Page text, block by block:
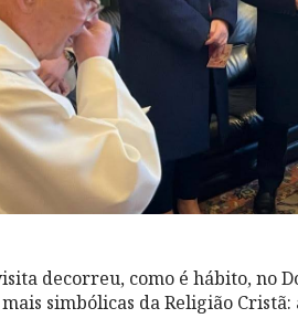
decorreu, como é hábito, no
simbólicas da Religião Cristã: